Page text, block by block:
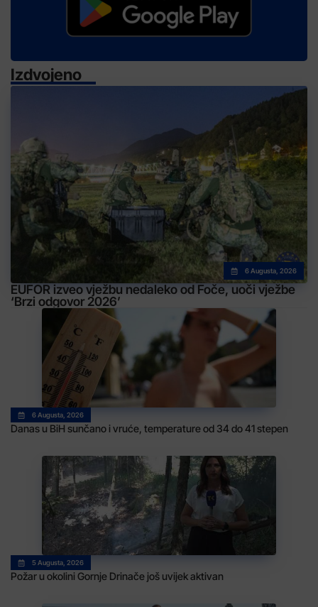
Izdvojeno
6 Augusta, 2026
EUFOR izveo vježbu nedaleko od Foče, uoči vježbe
‘Brzi odgovor 2026’
6 Augusta, 2026
Danas u BiH sunčano i vruće, temperature od 34 do 41 stepen
5 Augusta, 2026
Požar u okolini Gornje Drinače još uvijek aktivan